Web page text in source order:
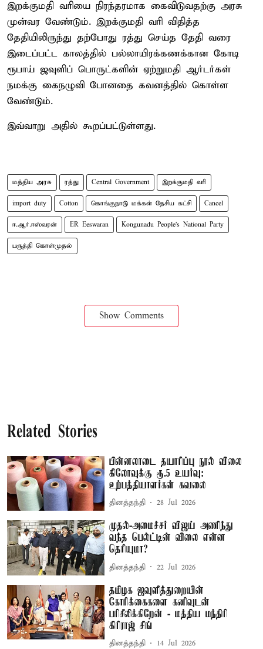
இறக்குமதி வரியை நிரந்தரமாக கைவிடுவதற்கு அரசு
முன்வர வேண்டும். இறக்குமதி வரி விதித்த
தேதியிலிருந்து தற்போது ரத்து செய்த தேதி வரை
இடைப்பட்ட காலத்தில் பல்லாயிரக்கணக்கான கோடி
ரூபாய் ஜவுளிப் பொருட்களின் ஏற்றுமதி ஆர்டர்கள்
நமக்கு கைநழுவி போனதை கவனத்தில் கொள்ள
வேண்டும்.
இவ்வாறு அதில் கூறப்பட்டுள்ளது.
மத்திய அரசு ரத்து Central Government இறக்குமதி வரி
import duty Cotton கொங்குநாடு மக்கள் தேசிய கட்சி Cancel
ஈ.ஆர்.ஈஸ்வரன் ER Eeswaran Kongunadu People's National Party
பருத்தி கொள்முதல்
Show Comments
Related Stories
பின்னலாடை தயாரிப்பு நூல் விலை
கிலோவுக்கு ரூ.5 உயர்வு:
உற்பத்தியாளர்கள் கவலை
தினத்தந்தி 28 Jul 2026
முதல்-அமைச்சர் விஜய் அணிந்து
வந்த பெல்ட்டின் விலை என்ன
தெரியுமா?
தினத்தந்தி 22 Jul 2026
தமிழக ஜவுளித்துறையின்
கோரிக்கைகளை கனிவுடன்
பரிசீலிக்கிறேன் - மத்திய மந்திரி
கிரிராஜ் சிங்
தினத்தந்தி 14 Jul 2026